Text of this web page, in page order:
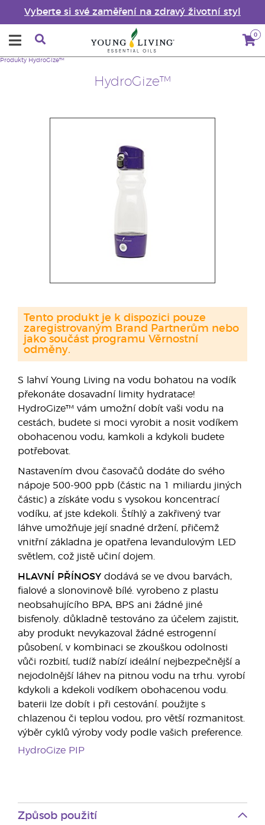
Vyberte si své zaměření na zdravý životní styl
0
HydroGize™
Produkty HydroGize™
S lahví Young Living na vodu bohatou na vodík
překonáte dosavadní limity hydratace!
HydroGize™ vám umožní dobít vaši vodu na
cestách, budete si moci vyrobit a nosit vodíkem
obohacenou vodu, kamkoli a kdykoli budete
potřebovat.
Nastavením dvou časovačů dodáte do svého
nápoje 500-900 ppb (částic na 1 miliardu jiných
částic) a získáte vodu s vysokou koncentrací
vodíku, ať jste kdekoli. Štíhlý a zakřivený tvar
láhve umožňuje její snadné držení, přičemž
vnitřní základna je opatřena levandulovým LED
světlem, což jistě učiní dojem.
HLAVNÍ PŘÍNOSY dodává se ve dvou barvách,
fialové a slonovinově bílé. vyrobeno z plastu
neobsahujícího BPA, BPS ani žádné jiné
bisfenoly. důkladně testováno za účelem zajistit,
aby produkt nevykazoval žádné estrogenní
působení, v kombinaci se zkouškou odolnosti
vůči rozbití, tudíž nabízí ideální nejbezpečnější a
nejodolnější láhev na pitnou vodu na trhu. vyrobí
kdykoli a kdekoli vodíkem obohacenou vodu.
baterii lze dobít i při cestování. použijte s
chlazenou či teplou vodou, pro větší rozmanitost.
výběr cyklů výroby vody podle vašich preference.
HydroGize PIP
Tento produkt je k dispozici pouze
zaregistrovaným Brand Partnerům nebo
jako součást programu Věrnostní
odměny.
Způsob použití